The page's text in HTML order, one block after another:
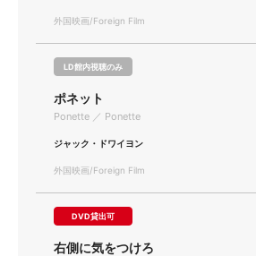
外国映画/Foreign Film
LD館内視聴のみ
ポネット
Ponette ／ Ponette
ジャック・ドワイヨン
外国映画/Foreign Film
DVD貸出可
右側に気をつけろ